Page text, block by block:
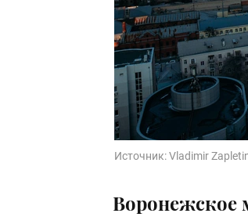
Источник:Vladimir
Воронежское